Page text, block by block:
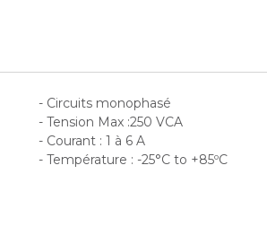
- Circuits monophasé
- Tension Max :250 VCA
- Courant : 1 à 6 A
- Température : -25°C to +85ºC